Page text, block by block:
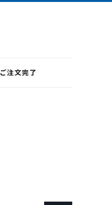
ご注文完了